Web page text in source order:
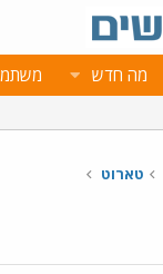
מה חדש
טארוט